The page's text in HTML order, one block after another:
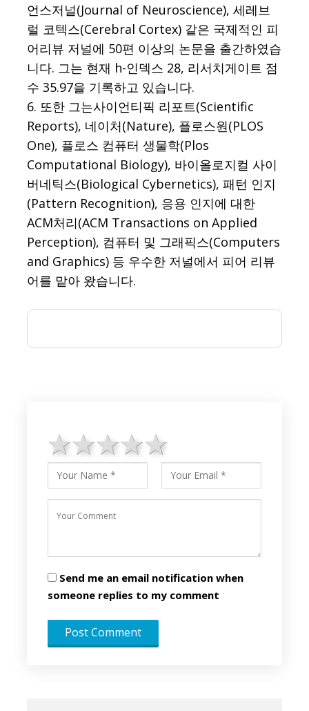
언스저널(Journal of Neuroscience), 세레브
럴 코텍스(Cerebral Cortex) 같은 국제적인 피
어리뷰 저널에 50편 이상의 논문을 출간하였습
니다. 그는 현재 h-인덱스 28, 리서치게이트 점
수 35.97을 기록하고 있습니다.
6. 또한 그는사이언티픽 리포트(Scientific
Reports), 네이처(Nature), 플로스원(PLOS
One), 플로스 컴퓨터 생물학(Plos
Computational Biology), 바이올로지컬 사이
버네틱스(Biological Cybernetics), 패턴 인지
(Pattern Recognition), 응용 인지에 대한
ACM처리(ACM Transactions on Applied
Perception), 컴퓨터 및 그래픽스(Computers
and Graphics) 등 우수한 저널에서 피어 리뷰
어를 맡아 왔습니다.
4 stars
3 stars
2 stars
1 star
Send me an email notification when
someone replies to my comment